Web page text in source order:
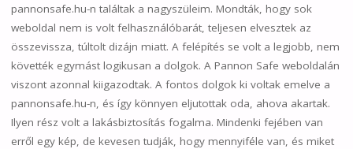
pannonsafe.hu-n találtak a nagyszüleim. Mondták, hogy sok
weboldal nem is volt felhasználóbarát, teljesen elvesztek az
összevissza, túltolt dizájn miatt. A felépítés se volt a legjobb, nem
követték egymást logikusan a dolgok. A Pannon Safe weboldalán
viszont azonnal kiigazodtak. A fontos dolgok ki voltak emelve a
pannonsafe.hu-n, és így könnyen eljutottak oda, ahova akartak.
Ilyen rész volt a lakásbiztosítás fogalma. Mindenki fejében van
erről egy kép, de kevesen tudják, hogy mennyiféle van, és miket